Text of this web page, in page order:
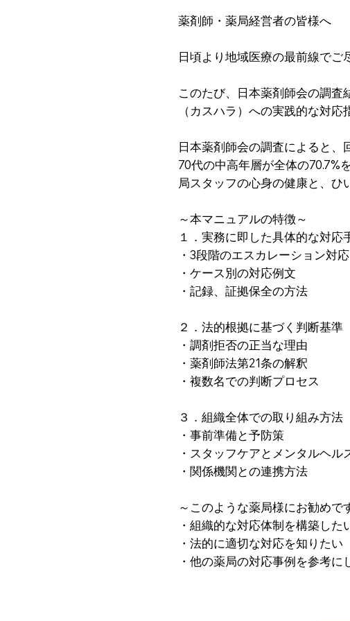
薬剤師・薬局経営者の皆様へ
日頃より地域医療の最前線でご
このたび、日本薬剤師会の調査
（カスハラ）への実践的な対
日本薬剤師会の調査によると、
70代の中高年層が全体の70.7%
局スタッフの心身の健康と、ひ
～本マニュアルの特徴～
１．実務に即した具体的な対応
・3段階のエスカレーション対応
・ケース別の対応例文
・記録、証拠保全の方法
２．法的根拠に基づく判断基準
・調剤拒否の正当な理由
・薬剤師法第21条の解釈
・複数名での判断プロセス
３．組織全体での取り組み方法
・事前準備と予防策
・スタッフケアとメンタルヘル
・関係機関との連携方法
～このような薬局様にお勧めで
・組織的な対応体制を構築した
・法的に適切な対応を知りたい
・他の薬局の対応事例を参考に